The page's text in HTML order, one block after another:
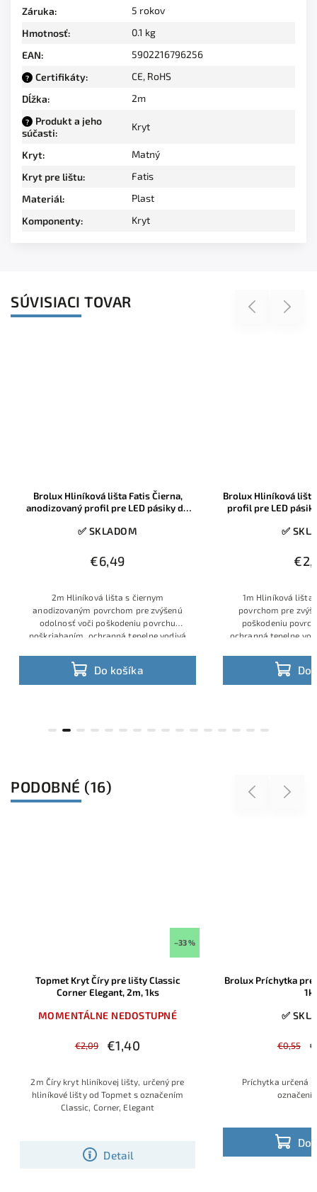
Záruka:
5 rokov
Hmotnosť:
0.1 kg
EAN: 5902216796256
? Certifikáty:
CE, RoHS
Dĺžka: 2m
?
Produkt a jeho
súčasti:
Kryt
Kryt:
Matný
Kryt pre lištu:
Fatis
Materiál:
Plast
Komponenty: Kryt
SÚVISIACI TOVAR Previous
Hliníková lišta Fatis Čierna,
profil pre LED pásiky do
Do košíka
Hliníková lišta s čiernym
povrchom pre zvýšenú
voči poškodeniu povrchu
ochranná tepelne vodivá
Brolux Hliníková lišta Fatis,
profil pre LED pásiky do 12mm,
Do košíka
1m Hliníková lišta s
povrchom pre zvýšenú odolnosť
poškodeniu povrchu
ochranná tepelne vodivá lišta
Next
PODOBNÉ (16) Previous
–33 %
Topmet Kryt Číry pre lišty Classic
Corner Elegant, 2m, 1ks
MOMENTÁLNE NEDOSTUPNÉ
€2,09 €1,40
Detail
2m Číry kryt hliníkovej lišty, určený pre
hliníkové lišty od Topmet s označením
Classic, Corner, Elegant
Brolux Príchytka pre
✅
€0,55
Do
Príchytka určená pre
označením
Next